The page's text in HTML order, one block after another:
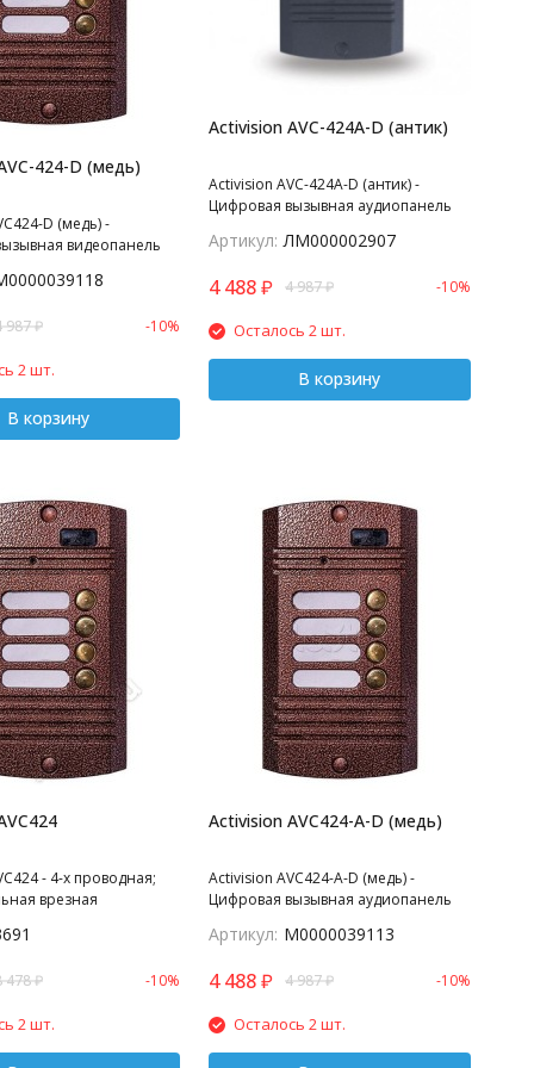
424-D (медь)
D (медь) -
видеопанель
подсветка до 0,8 м.
угол обзора 75
125х90х28.
устройства COMMAX;
987₽ -10%
2 шт.
В корзину
Activision AVC-424A-D (антик)
Activision AVC-424A-D (антик) -
Цифровая вызывная аудиопанель
типа Laskomex Unifon LF-8, LM-8).
Артикул: ЛМ000002907
4 488 ₽ 4 987₽ -10%
Осталось 2 шт.
В корзину
- 4-х проводная;
врезная
до 0,6м, матрица CCD
55 (верт.); рабочий
медь, антик
478₽ -10%
2 шт.
Activision AVC424-A-D (медь)
Activision AVC424-A-D (медь) -
Цифровая вызывная аудиопанель
типа Laskomex Unifon LF-8, LM-8).
Артикул: М0000039113
4 488 ₽ 4 987₽ -10%
Осталось 2 шт.